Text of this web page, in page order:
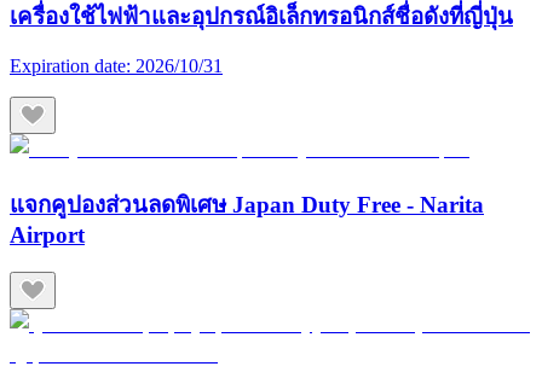
เครื่องใช้ไฟฟ้าและอุปกรณ์อิเล็กทรอนิกส์ชื่อดังที่ญี่ปุ่น
Expiration date: 2026/10/31
แจกคูปองส่วนลดพิเศษ Japan Duty Free - Narita
Airport